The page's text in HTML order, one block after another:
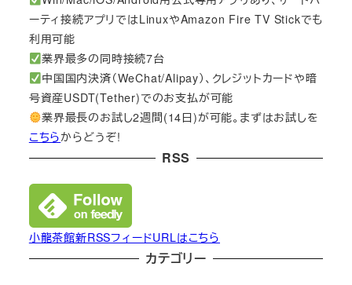
ーティ接続アプリではLinuxやAmazon Fire TV Stickでも
利用可能
業界最多の同時接続7台
中国国内決済（WeChat/Alipay）、クレジットカードや暗
号資産USDT(Tether)でのお支払が可能
業界最長のお試し2週間(14日)が可能。まずはお試しを
こちらからどうぞ!
RSS
小龍茶館新RSSフィードURLはこちら
カテゴリー